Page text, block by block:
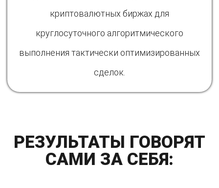
криптовалютных биржах для
круглосуточного алгоритмического
выполнения тактически оптимизированных
сделок.
РЕЗУЛЬТАТЫ ГОВОРЯТ
САМИ ЗА СЕБЯ: